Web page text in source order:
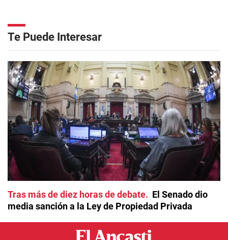
Te Puede Interesar
Tras más de diez horas de debate
El Senado dio
media sanción a la Ley de Propiedad Privada